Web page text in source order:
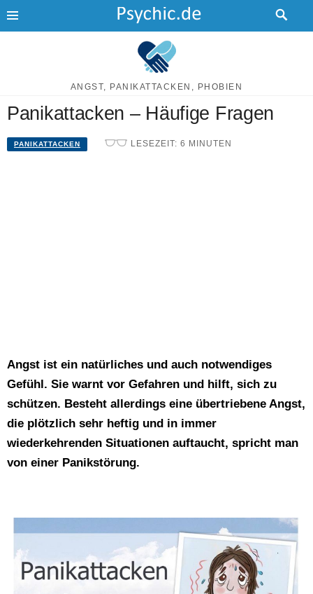
Skip
to
Panikattacken – Häufige Fragen
PANIKATTACKEN LESEZEIT: 6 MINUTEN
Angst ist ein natürliches und auch notwendiges
Gefühl. Sie warnt vor Gefahren und hilft, sich zu
schützen. Besteht allerdings eine übertriebene Angst,
die plötzlich sehr heftig und in immer
wiederkehrenden Situationen auftaucht, spricht man
von einer Panikstörung.